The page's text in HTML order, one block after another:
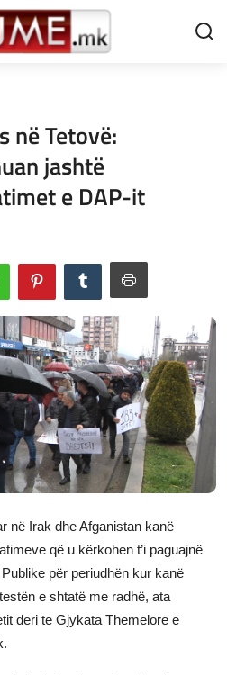
në Tetovë:
jashtë
e DAP-it
në Irak dhe Afganistan kanë
që u kërkohen t’i paguajnë
për periudhën kur kanë
e shtatë me radhë, ata
deri te Gjykata Themelore e